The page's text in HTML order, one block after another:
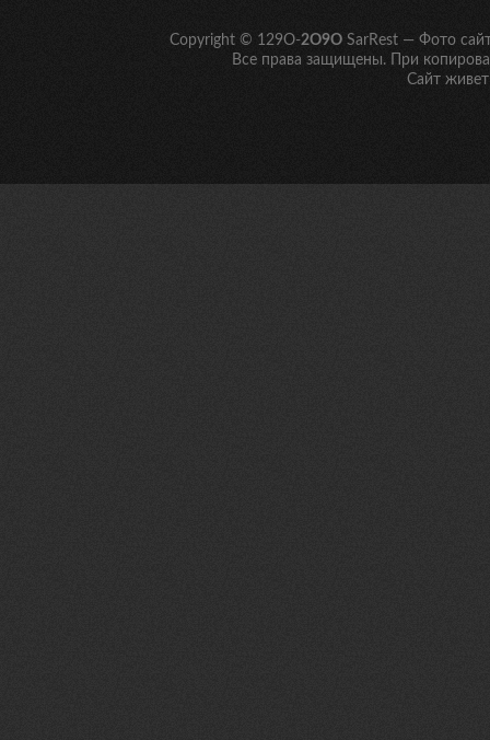
Copyright © 129O-2O9O SarRest — Фото
Все права защищены. При
Сайт живет